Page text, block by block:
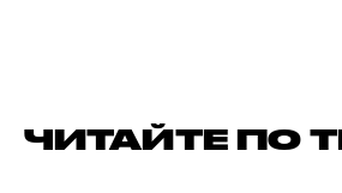
ЧИТАЙТЕ ПО